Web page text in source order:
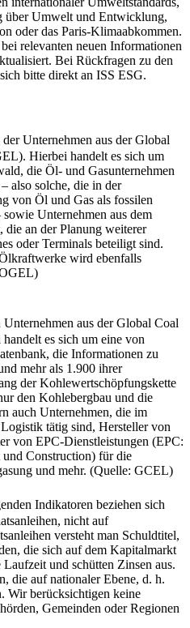
über Umwelt und Entwicklung,
oder das Paris-Klimaabkommen.
relevanten neuen Informationen
Bei Rückfragen zu den
bitte direkt an ISS ESG.
Unternehmen aus der Global
Hierbei handelt es sich um
die Öl- und Gasunternehmen
also solche, die in der
von Öl und Gas als fossilen
Unternehmen aus dem
die an der Planung weiterer
oder Terminals beteiligt sind.
wird ebenfalls
aus der Global Coal
es sich um eine von
die Informationen zu
mehr als 1.900 ihrer
der Kohlewertschöpfungskette
den Kohlebergbau und die
auch Unternehmen, die im
tätig sind, Hersteller von
von EPC-Dienstleistungen (EPC:
Construction) für die
und mehr. (Quelle: GCEL)
Indikatoren beziehen sich
nicht auf
versteht man Schuldtitel,
die sich auf dem Kapitalmarkt
und schütten Zinsen aus.
die auf nationaler Ebene, d. h.
Wir berücksichtigen keine
Gemeinden oder Regionen